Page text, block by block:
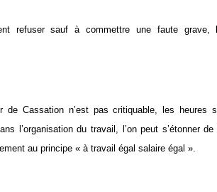
refuser sauf à commettre une faute grave,
Cassation n’est pas critiquable, les heures
l’organisation du travail, l’on peut s’étonner
au principe « à travail égal salaire égal ».